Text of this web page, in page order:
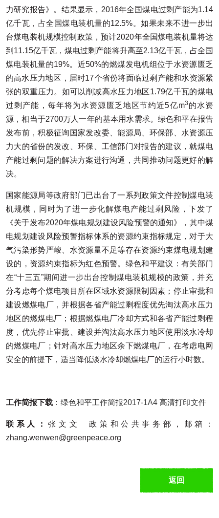
力研究报告》。结果显示，2016年全国煤电过剩产能为1.14
亿千瓦，占全国煤电装机量的12.5%。如果未来不进一步出
台煤电装机规模控制政策，预计2020年全国煤电装机量将达
到11.15亿千瓦，煤电过剩产能将升高至2.13亿千瓦，占全国
煤电装机量的19%。近50%的燃煤发电机组位于水资源匮乏
的高水压力地区，届时17个省份将面临过剩产能和水资源紧
张的双重压力。如可以削减高水压力地区1.79亿千瓦的煤电
过剩产能，每年将为水资源匮乏地区节约近5亿m3 的水资
源，相当于2700万人一年的基本用水需求。绿色和平在报告
发布前，积极征询国家发改委、能源局、环保部、水资源压
力大的省份的发改、环保、工信部门对报告的建议，就煤电
产能过剩问题的解决方案进行沟通，共同推动问题更好的解
决。
国家能源局等政府部门已出台了一系列政策文件控制煤电装
机规模，同时为了进一步化解煤电产能过剩风险，下发了
《关于发布2020年煤电规划建设风险预警的通知》，其中煤
电规划建设风险预警指标体系的资源约束指标规定，对于大
气污染形势严峻、水资源量不足等存在资源约束煤电规划建
设的，资源约束指标为红色预警。绿色和平建议：有关部门
在“十三五”期间进一步出台控制煤电装机规模的政策，并充
分考虑每个煤电项目所在区域水资源限制因素；停止审批和
建设燃煤电厂，并根据各省产能过剩程度优先淘汰高水压力
地区的燃煤电厂；根据燃煤电厂冷却方式和各省产能过剩程
度，优先停止审批、建设并淘汰高水压力地区使用淡水冷却
的燃煤电厂；针对高水压力地区余下燃煤电厂，在考虑电网
安全的前提下，适当降低淡水冷却燃煤电厂的运行小时数。
工作简报下载 ： 绿色和平工作简报2017-1A4 高清打印文件
联系人：张文文 政策和公共事务部，邮箱：
zhang.wenwen@greenpeace.org
返回